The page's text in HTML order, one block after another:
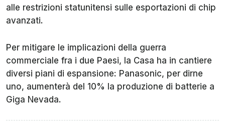
alle restrizioni statunitensi sulle esportazioni di chip
avanzati.
Per mitigare le implicazioni della guerra
commerciale fra i due Paesi, la Casa ha in cantiere
diversi piani di espansione: Panasonic, per dirne
uno, aumenterà del 10% la produzione di batterie a
Giga Nevada.